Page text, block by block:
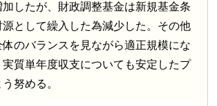
したが、財政調整基金は新規基金条
として繰入した為減少した。その他
のバランスを見ながら適正規模にな
実質単年度収支についても安定したプ
努める。